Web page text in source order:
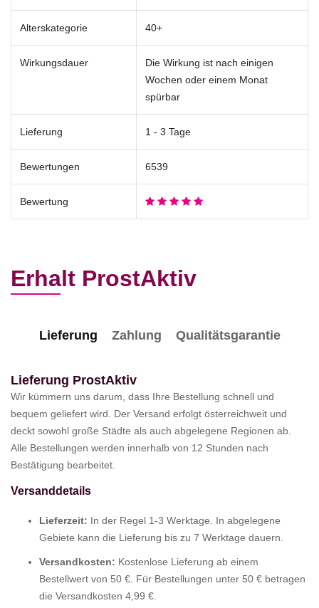
Alterskategorie 40+
Wirkungsdauer
Die Wirkung ist nach einigen
Wochen oder einem Monat
spürbar
Lieferung 1 - 3 Tage
Bewertungen 6539
Bewertung
Erhalt ProstAktiv
Lieferung Zahlung Qualitätsgarantie
Lieferung ProstAktiv
Wir kümmern uns darum, dass Ihre Bestellung schnell und
bequem geliefert wird. Der Versand erfolgt österreichweit und
deckt sowohl große Städte als auch abgelegene Regionen ab.
Alle Bestellungen werden innerhalb von 12 Stunden nach
Bestätigung bearbeitet.
Versanddetails
Lieferzeit: In der Regel 1-3 Werktage. In abgelegene
Gebiete kann die Lieferung bis zu 7 Werktage dauern.
Versandkosten: Kostenlose Lieferung ab einem
Bestellwert von 50 €. Für Bestellungen unter 50 € betragen
die Versandkosten 4,99 €.